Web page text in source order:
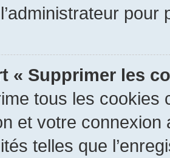
« Supprimer les
tous les cookies
et votre
telles que